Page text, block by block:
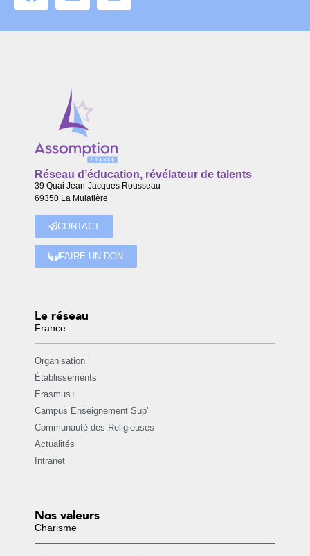
Réseau d’éducation, révélateur de talents
39 Quai Jean-Jacques Rousseau
69350 La Mulatière
CONTACT
FAIRE UN DON
Le réseau
France
Organisation
Établissements
Erasmus+
Campus Enseignement Sup'
Communauté des Religieuses
Actualités
Intranet
Nos valeurs
Charisme